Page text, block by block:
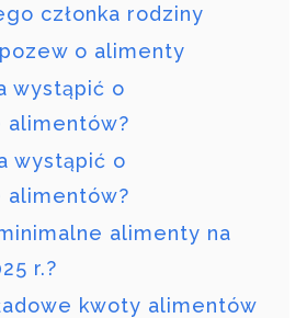
członka rodziny
o alimenty
wystąpić o
alimentów?
wystąpić o
alimentów?
alimenty na
r.?
kwoty alimentów